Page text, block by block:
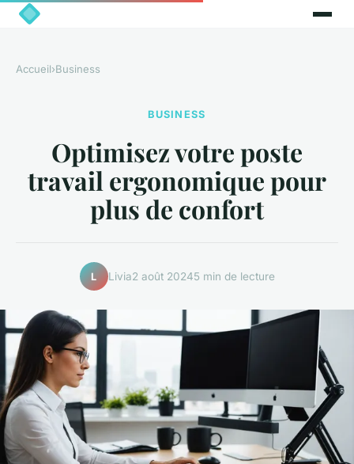
Accueil›Business
BUSINESS
Optimisez votre poste
travail ergonomique pour
plus de confort
L Livia2 août 20245 min de lecture